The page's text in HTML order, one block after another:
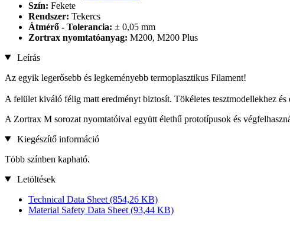
Szín: Fekete
Rendszer: Tekercs
Átmérő - Tolerancia: ± 0,05 mm
Zortrax nyomtatóanyag: M200, M200 Plus
Leírás
Az egyik legerősebb és legkeményebb termoplasztikus Filament!
A felület kiváló félig matt eredményt biztosít. Tökéletes tesztmodellekhez és
A Zortrax M sorozat nyomtatóival együtt élethű prototípusok és
Kiegészítő információ
Több színben kapható.
Letöltések
Technical Data Sheet (854,26 KB)
Material Safety Data Sheet (93,44 KB)